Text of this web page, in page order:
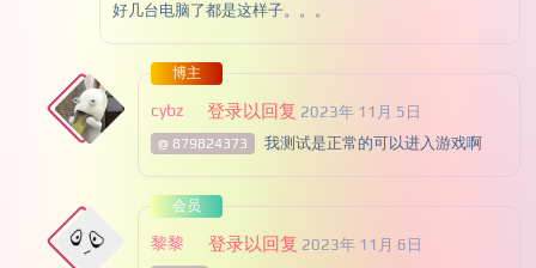
好几台电脑了都是这样子。。。
博主
登录以回复
cybz 2023年 11月 5日
@ 879824373 我测试是正常的可以进入游戏啊
会员
登录以回复
黎黎
2023年 11月 6日